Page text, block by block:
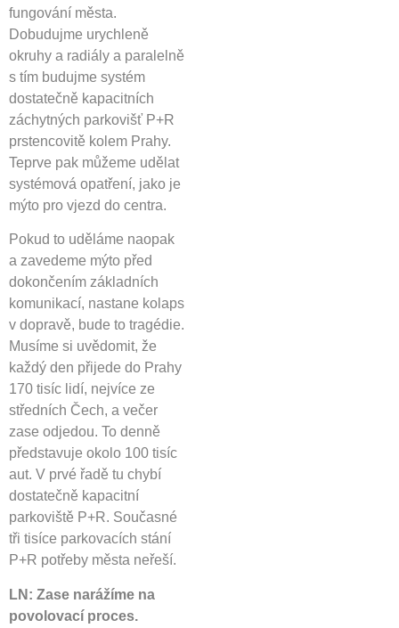
fungování města.
Dobudujme urychleně
okruhy a radiály a paralelně
s tím budujme systém
dostatečně kapacitních
záchytných parkovišť P+R
prstencovitě kolem Prahy.
Teprve pak můžeme udělat
systémová opatření, jako je
mýto pro vjezd do centra.
Pokud to uděláme naopak
a zavedeme mýto před
dokončením základních
komunikací, nastane kolaps
v dopravě, bude to tragédie.
Musíme si uvědomit, že
každý den přijede do Prahy
170 tisíc lidí, nejvíce ze
středních Čech, a večer
zase odjedou. To denně
představuje okolo 100 tisíc
aut. V prvé řadě tu chybí
dostatečně kapacitní
parkoviště P+R. Současné
tři tisíce parkovacích stání
P+R potřeby města neřeší.
LN: Zase narážíme na
povolovací proces.